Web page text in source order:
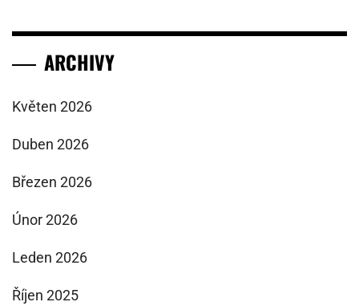
ARCHIVY
Květen 2026
Duben 2026
Březen 2026
Únor 2026
Leden 2026
Říjen 2025